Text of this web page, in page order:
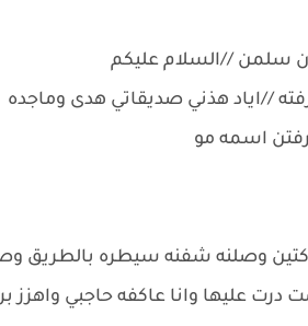
سلمن //السلام عليكم
//اياد هذني صديقاتي هدى وماجده
اسمه مو
وصلنه شفنه سيطره بالطريق
درت عليها وانا عاكفه حاجبي